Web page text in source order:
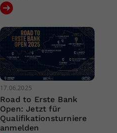
17.06.2025
Road to Erste Bank
Open: Jetzt für
Qualifikationsturniere
anmelden